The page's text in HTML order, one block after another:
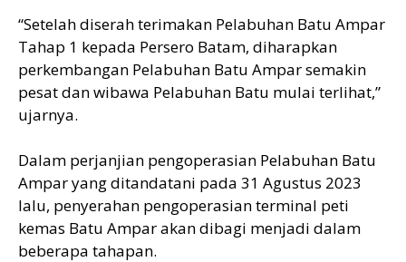
“Setelah diserah terimakan Pelabuhan Batu Ampar
Tahap 1 kepada Persero Batam, diharapkan
perkembangan Pelabuhan Batu Ampar semakin
pesat dan wibawa Pelabuhan Batu mulai terlihat,”
ujarnya.
Dalam perjanjian pengoperasian Pelabuhan Batu
Ampar yang ditandatani pada 31 Agustus 2023
lalu, penyerahan pengoperasian terminal peti
kemas Batu Ampar akan dibagi menjadi dalam
beberapa tahapan.